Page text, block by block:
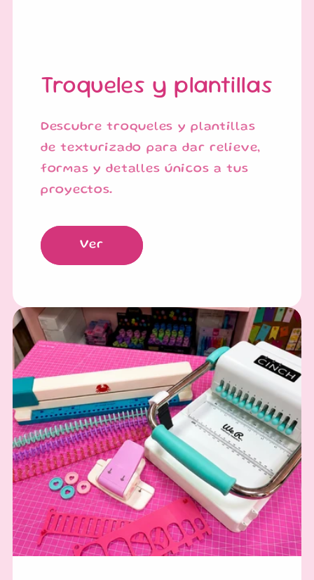
Troqueles y plantillas
Descubre troqueles y plantillas
de texturizado para dar relieve,
formas y detalles únicos a tus
proyectos.
Ver